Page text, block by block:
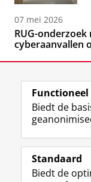
07 mei 2026
RUG-
cyberaanvallen
Volg
Studiekiezers
Functioneel
Biedt de
Standaard
Biedt de